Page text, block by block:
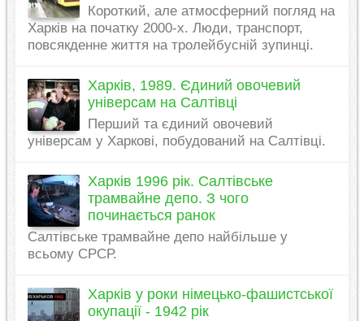
Короткий, але атмосферний погляд на
Харків на початку 2000-х. Люди, транспорт,
повсякденне життя на тролейбусній зупинці.
Харків, 1989. Єдиний овочевий
універсам на Салтівці
Перший та єдиний овочевий
універсам у Харкові, побудований на Салтівці.
Харків 1996 рік. Салтівське
трамвайне депо. З чого
починається ранок
Салтівське трамвайне депо найбільше у
всьому СРСР.
Харків у роки німецько-фашистської
окупації - 1942 рік